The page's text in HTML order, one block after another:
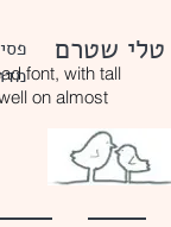
טלי שטרם
font, with tall
on almost